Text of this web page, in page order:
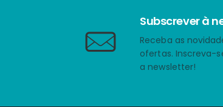
Subscrever à
Receba as
ofertas. Inscreva-
a newsletter!